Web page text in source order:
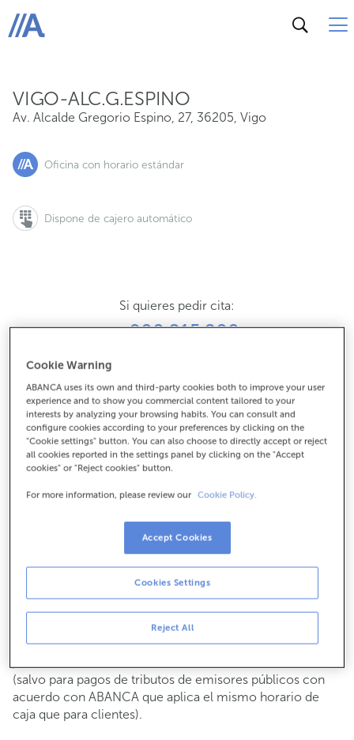
ABANCA
VIGO-ALC.G.ESPINO
Av. Alcalde Gregorio Espino, 27, 36205, Vigo
Oficina con horario estándar
Dispone de cajero automático
Si quieres pedir cita:
900 815 200
986266122
Cómo llegar
Gestiones comerciales
8:15 a 14:00.
cita previay te atenderemos el día y hora
Operaciones con efectivo
Clientes: de lunes a viernes de 8:15 a 11:00
Si no eres cliente, el horario de caja será losmartes y
(salvo para pagos de tributos de emisores públicos con
acuerdo con ABANCA que aplica el mismo horario de
caja que para clientes).
Cookie Warning
ABANCA uses its own and third-party cookies both to improve your user
experience and to show you commercial content tailored to your
interests by analyzing your browsing habits. You can consult and
configure cookies according to your preferences by clicking on the
"Cookie settings" button. You can also choose to directly accept or reject
all cookies reported in the settings panel by clicking on the "Accept
cookies" or "Reject cookies" button.
For more information, please review our Cookie Policy.
Reject All
Cookies Settings
Accept Cookies
Av. Alcalde Gregorio Espino, 27, 36205, Vigo